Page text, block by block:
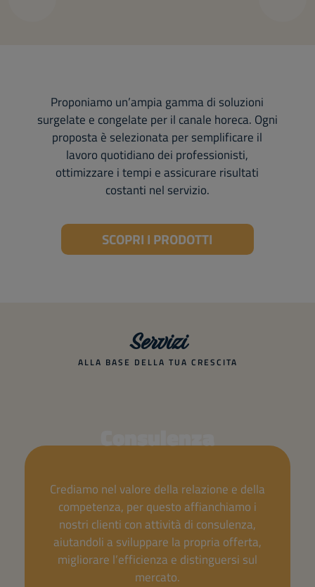
Proponiamo un’ampia gamma di soluzioni
surgelate e congelate per il canale horeca. Ogni
proposta è selezionata per semplificare il
lavoro quotidiano dei professionisti,
ottimizzare i tempi e assicurare risultati
costanti nel servizio.
SCOPRI I PRODOTTI
Servizi
ALLA BASE DELLA TUA CRESCITA
Consulenza
Crediamo nel valore della relazione e della
competenza, per questo affianchiamo i
nostri clienti con attività di consulenza,
aiutandoli a sviluppare la propria offerta,
migliorare l’efficienza e distinguersi sul
mercato.